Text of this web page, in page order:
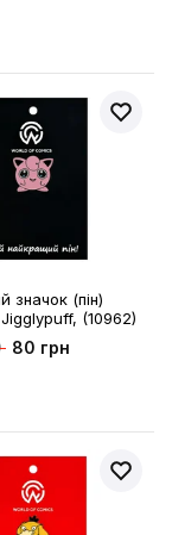
значок (пін)
(10962)
80 грн